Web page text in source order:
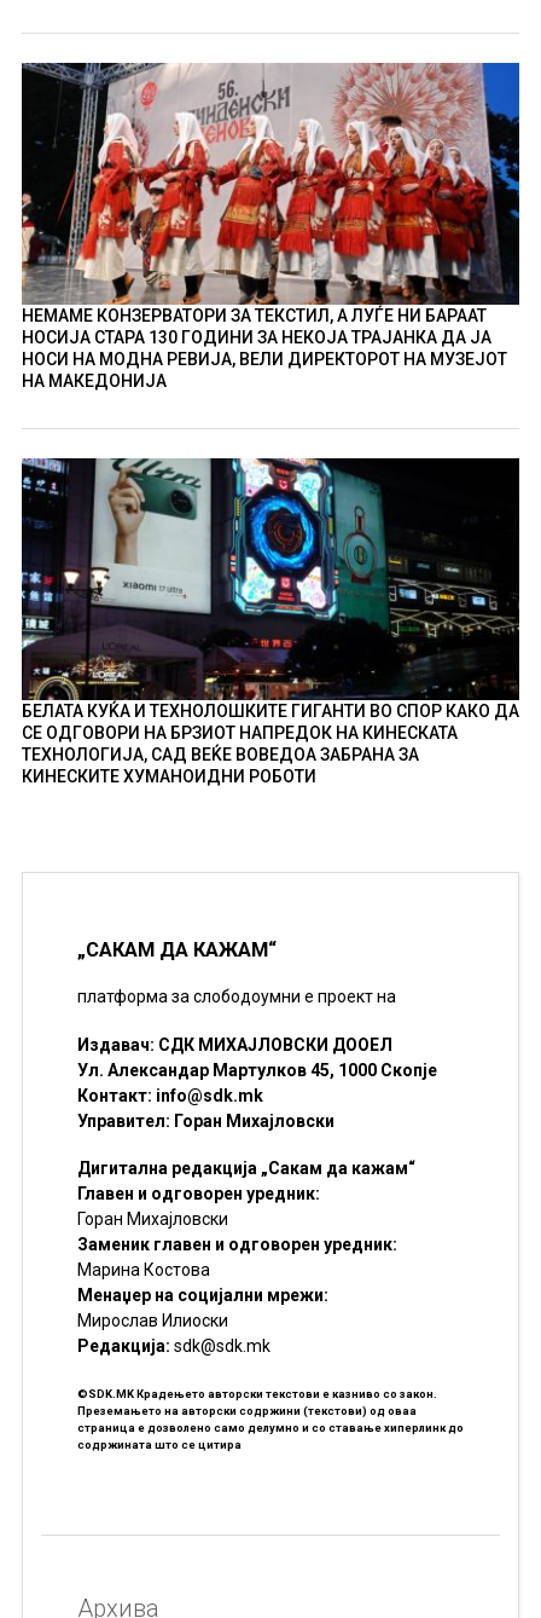
НЕМАМЕ КОНЗЕРВАТОРИ ЗА ТЕКСТИЛ, А ЛУЃЕ НИ БАРААТ
НОСИЈА СТАРА 130 ГОДИНИ ЗА НЕКОЈА ТРАЈАНКА ДА ЈА
НОСИ НА МОДНА РЕВИЈА, ВЕЛИ ДИРЕКТОРОТ НА МУЗЕЈОТ
НА МАКЕДОНИЈА
БЕЛАТА КУЌА И ТЕХНОЛОШКИТЕ ГИГАНТИ ВО СПОР КАКО ДА
СЕ ОДГОВОРИ НА БРЗИОТ НАПРЕДОК НА КИНЕСКАТА
ТЕХНОЛОГИЈА, САД ВЕЌЕ ВОВЕДОА ЗАБРАНА ЗА
КИНЕСКИТЕ ХУМАНОИДНИ РОБОТИ
„САКАМ ДА КАЖАМ“
платформа за слободоумни е проект на
Издавач: СДК МИХАЈЛОВСКИ ДООЕЛ
Ул. Александар Мартулков 45, 1000 Скопје
Контакт: info@sdk.mk
Управител: Горан Михајловски
Дигитална редакција „Сакам да кажам“
Главен и одговорен уредник:
Горан Михајловски
Заменик главен и одговорен уредник:
Марина Костова
Менаџер на социјални мрежи:
Мирослав Илиоски
Редакцијa: sdk@sdk.mk
©SDK.MK Крадењето авторски текстови е казниво со закон.
Преземањето на авторски содржини (текстови) од оваа
страница е дозволено само делумно и со ставање хиперлинк до
содржината што се цитира
Архива